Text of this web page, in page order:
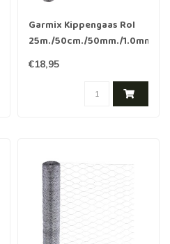
Garmix Kippengaas Rol
25m./50cm./50mm./1.0mm
€18,95